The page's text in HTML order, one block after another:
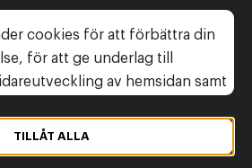
cookies för att förbättra din
för att ge underlag till
av hemsidan samt
TILLÅT ALLA